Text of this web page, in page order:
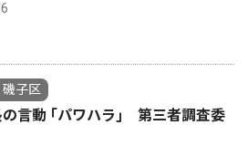
子区
の言動 ｢パワハラ｣ 第三者調査委